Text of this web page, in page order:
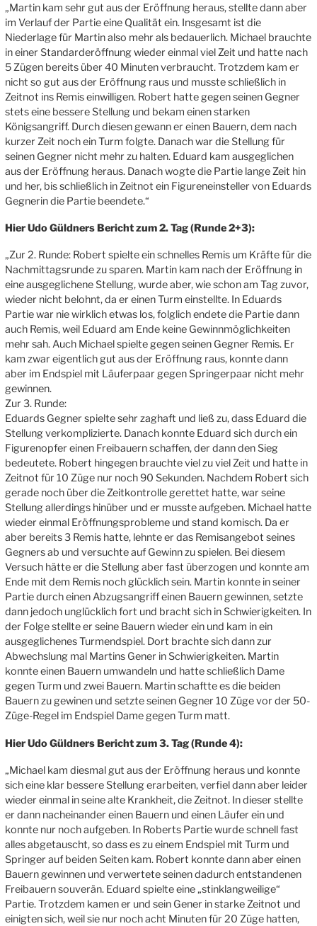
„Martin kam sehr gut aus der Eröffnung heraus, stellte dann aber
im Verlauf der Partie eine Qualität ein. Insgesamt ist die
Niederlage für Martin also mehr als bedauerlich. Michael brauchte
in einer Standarderöffnung wieder einmal viel Zeit und hatte nach
5 Zügen bereits über 40 Minuten verbraucht. Trotzdem kam er
nicht so gut aus der Eröffnung raus und musste schließlich in
Zeitnot ins Remis einwilligen. Robert hatte gegen seinen Gegner
stets eine bessere Stellung und bekam einen starken
Königsangriff. Durch diesen gewann er einen Bauern, dem nach
kurzer Zeit noch ein Turm folgte. Danach war die Stellung für
seinen Gegner nicht mehr zu halten. Eduard kam ausgeglichen
aus der Eröffnung heraus. Danach wogte die Partie lange Zeit hin
und her, bis schließlich in Zeitnot ein Figureneinsteller von Eduards
Gegnerin die Partie beendete.“
Hier Udo Güldners Bericht zum 2. Tag (Runde 2+3):
„Zur 2. Runde: Robert spielte ein schnelles Remis um Kräfte für die
Nachmittagsrunde zu sparen. Martin kam nach der Eröffnung in
eine ausgeglichene Stellung, wurde aber, wie schon am Tag zuvor,
wieder nicht belohnt, da er einen Turm einstellte. In Eduards
Partie war nie wirklich etwas los, folglich endete die Partie dann
auch Remis, weil Eduard am Ende keine Gewinnmöglichkeiten
mehr sah. Auch Michael spielte gegen seinen Gegner Remis. Er
kam zwar eigentlich gut aus der Eröffnung raus, konnte dann
aber im Endspiel mit Läuferpaar gegen Springerpaar nicht mehr
gewinnen.
Zur 3. Runde:
Eduards Gegner spielte sehr zaghaft und ließ zu, dass Eduard die
Stellung verkomplizierte. Danach konnte Eduard sich durch ein
Figurenopfer einen Freibauern schaffen, der dann den Sieg
bedeutete. Robert hingegen brauchte viel zu viel Zeit und hatte in
Zeitnot für 10 Züge nur noch 90 Sekunden. Nachdem Robert sich
gerade noch über die Zeitkontrolle gerettet hatte, war seine
Stellung allerdings hinüber und er musste aufgeben. Michael hatte
wieder einmal Eröffnungsprobleme und stand komisch. Da er
aber bereits 3 Remis hatte, lehnte er das Remisangebot seines
Gegners ab und versuchte auf Gewinn zu spielen. Bei diesem
Versuch hätte er die Stellung aber fast überzogen und konnte am
Ende mit dem Remis noch glücklich sein. Martin konnte in seiner
Partie durch einen Abzugsangriff einen Bauern gewinnen, setzte
dann jedoch unglücklich fort und bracht sich in Schwierigkeiten. In
der Folge stellte er seine Bauern wieder ein und kam in ein
ausgeglichenes Turmendspiel. Dort brachte sich dann zur
Abwechslung mal Martins Gener in Schwierigkeiten. Martin
konnte einen Bauern umwandeln und hatte schließlich Dame
gegen Turm und zwei Bauern. Martin schaftte es die beiden
Bauern zu gewinen und setzte seinen Gegner 10 Züge vor der 50-
Züge-Regel im Endspiel Dame gegen Turm matt.
Hier Udo Güldners Bericht zum 3. Tag (Runde 4):
„Michael kam diesmal gut aus der Eröffnung heraus und konnte
sich eine klar bessere Stellung erarbeiten, verfiel dann aber leider
wieder einmal in seine alte Krankheit, die Zeitnot. In dieser stellte
er dann nacheinander einen Bauern und einen Läufer ein und
konnte nur noch aufgeben. In Roberts Partie wurde schnell fast
alles abgetauscht, so dass es zu einem Endspiel mit Turm und
Springer auf beiden Seiten kam. Robert konnte dann aber einen
Bauern gewinnen und verwertete seinen dadurch entstandenen
Freibauern souverän. Eduard spielte eine „stinklangweilige“
Partie. Trotzdem kamen er und sein Gener in starke Zeitnot und
einigten sich, weil sie nur noch acht Minuten für 20 Züge hatten,